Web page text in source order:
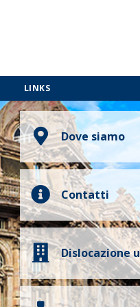
LINKS
Dove siamo
Contatti
Dislocazione